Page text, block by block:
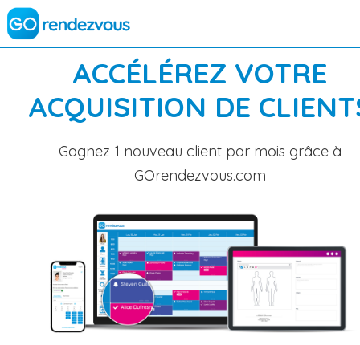
ACCÉLÉREZ VOTRE
ACQUISITION DE
Gagnez 1 nouveau client par mois grâce à
GOrendezvous.com